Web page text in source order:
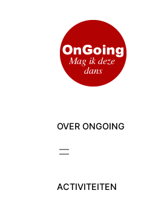
OVER ONGOING
ACTIVITEITEN